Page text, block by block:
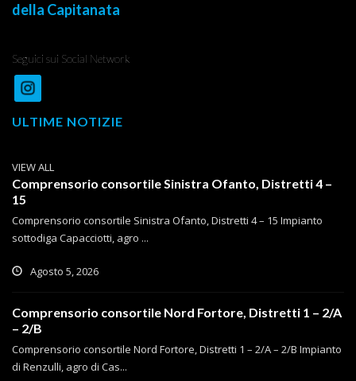
della Capitanata
Seguici sui Social Network
ULTIME NOTIZIE
VIEW ALL
Comprensorio consortile Sinistra Ofanto, Distretti 4 –
15
Comprensorio consortile Sinistra Ofanto, Distretti 4 – 15 Impianto
sottodiga Capacciotti, agro ...
Agosto 5, 2026
Comprensorio consortile Nord Fortore, Distretti 1 – 2/A
– 2/B
Comprensorio consortile Nord Fortore, Distretti 1 – 2/A – 2/B Impianto
di Renzulli, agro di Cas...